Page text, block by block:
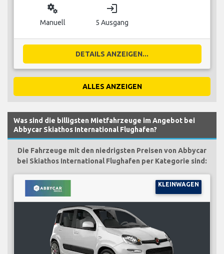
miscellaneous_services
Manuell
login
5 Ausgang
DETAILS ANZEIGEN...
ALLES ANZEIGEN
Was sind die billigsten Mietfahrzeuge im Angebot bei
Abbycar Skiathos International Flughafen?
Die Fahrzeuge mit den niedrigsten Preisen von Abbycar
bei Skiathos International Flughafen per Kategorie sind:
KLEINWAGEN